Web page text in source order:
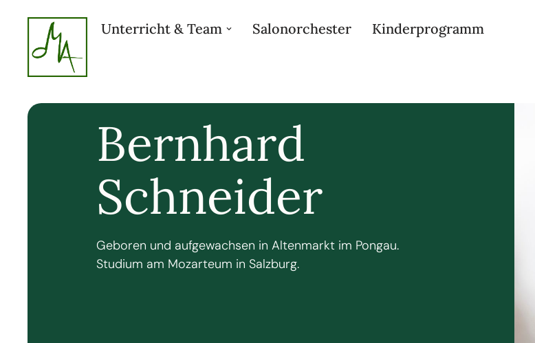
Unterricht & Team Salonorchester Kinderprogramm
Bernhard
Schneider
Geboren und aufgewachsen in Altenmarkt im Pongau.
Studium am Mozarteum in Salzburg.